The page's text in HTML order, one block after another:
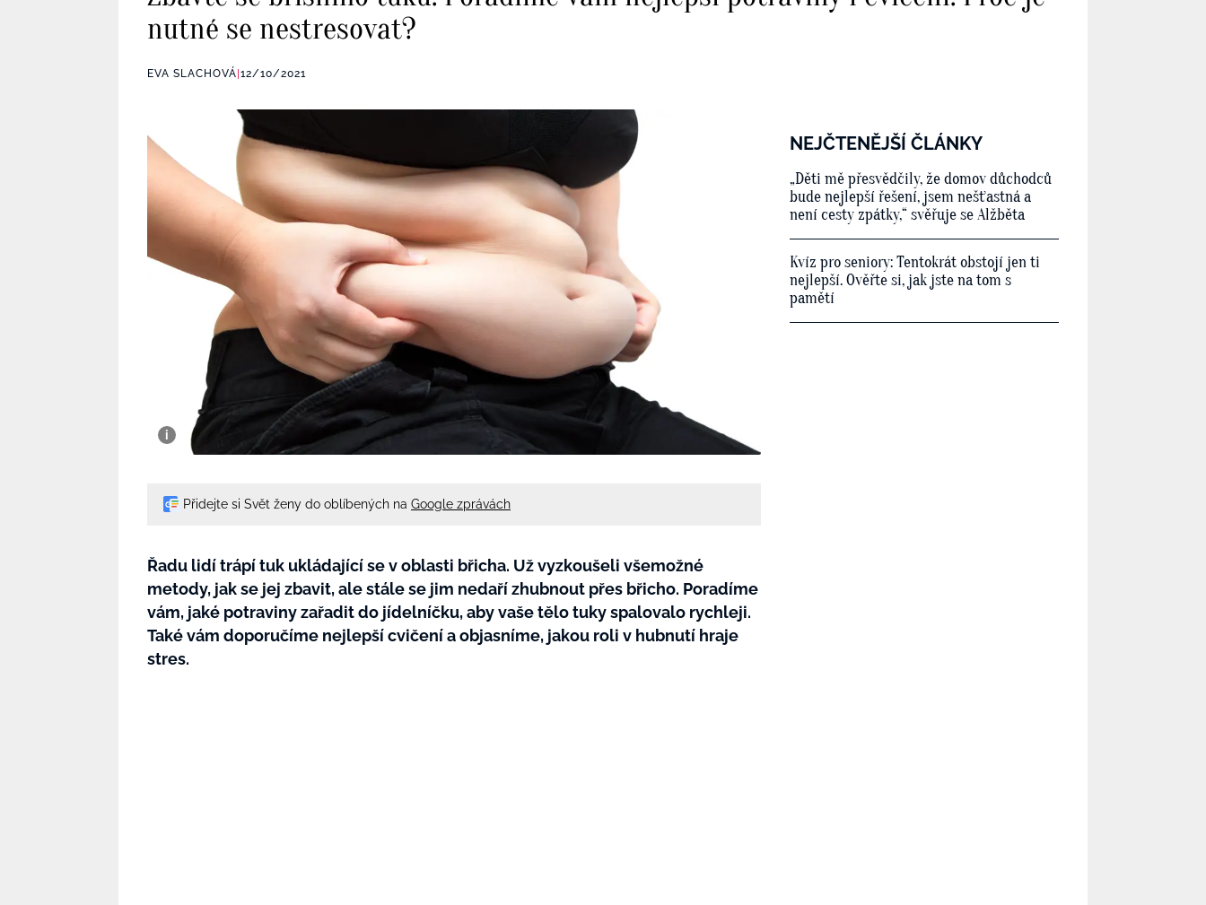
nutné se nestresovat?
EVA SLACHOVÁ 12/10/2021
Přidejte si Svět ženy do oblíbených na Google zprávách
Řadu lidí trápí tuk ukládající se v oblasti břicha. Už vyzkoušeli všemožné
metody, jak se jej zbavit, ale stále se jim nedaří zhubnout přes břicho. Poradíme
vám, jaké potraviny zařadit do jídelníčku, aby vaše tělo tuky spalovalo rychleji.
Také vám doporučíme nejlepší cvičení a objasníme, jakou roli v hubnutí hraje
stres.
NEJČTENĚJŠÍ ČLÁNKY
„Děti mě přesvědčily, že domov důchodců
bude nejlepší řešení, jsem nešťastná a
není cesty zpátky,“ svěřuje se Alžběta
Kvíz pro seniory: Tentokrát obstojí jen ti
nejlepší. Ověřte si, jak jste na tom s
pamětí